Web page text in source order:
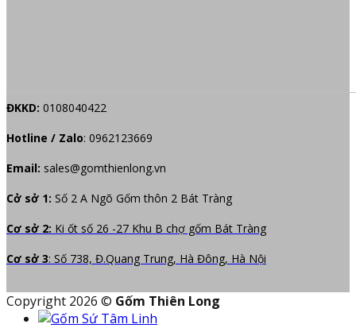
ĐKKD: 0108040422
Hotline / Zalo: 0962123669
Email: sales@gomthienlong.vn
Cở sở 1: Số 2 A Ngõ Gốm thôn 2 Bát Tràng
Cơ sở 2: Ki ốt số 26 -27 Khu B chợ gốm Bát Tràng
Cơ sở 3: Số 738, Đ.Quang Trung, Hà Đông, Hà Nội
Copyright 2026 © Gốm Thiên Long